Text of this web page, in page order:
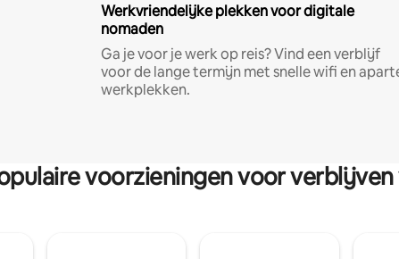
Werkvriendelijke plekken voor digitale
nomaden
Ga je voor je werk op reis? Vind een verblijf
voor de lange termijn met snelle wifi en
werkplekken.
voorzieningen voor verblijven